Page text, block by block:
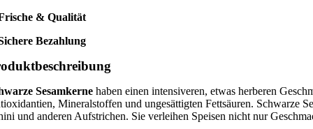
& Qualität
Bezahlung
Sesamkerne haben einen intensiveren, etwas herberen
Mineralstoffen und ungesättigten Fettsäuren. Schwarze
und anderen Aufstrichen. Sie verleihen Speisen nicht nur